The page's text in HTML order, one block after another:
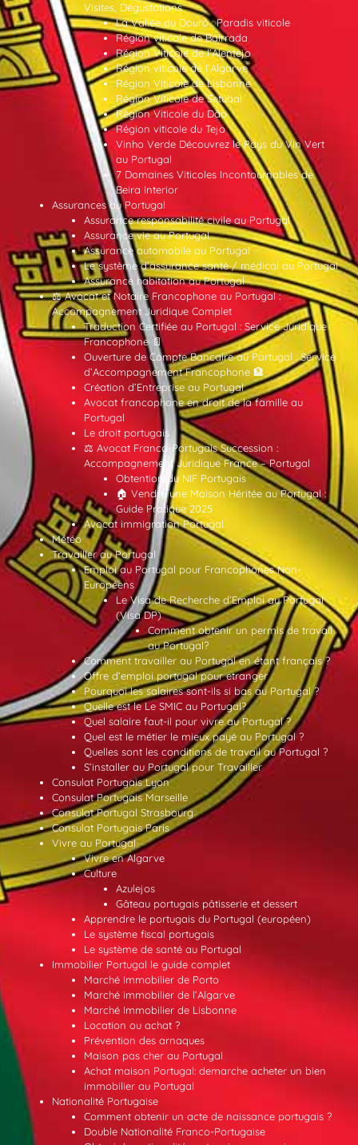
Visites, Dégustations
La Vallée du Douro : Paradis viticole
Région viticole de Bairrada
Région Viticole de l’Alentejo
Région viticole de l’Algarve
Région Viticole de Lisbonne
Région Viticole de Setúbal
Région Viticole du Dão
Région viticole du Tejo
Vinho Verde Découvrez le Pays du Vin Vert
au Portugal
7 Domaines Viticoles Incontournables de
Beira Interior
Assurances au Portugal
Assurance responsabilité civile au Portugal
Assurance vie au Portugal
Assurance automobile au Portugal
Le système d’assurance santé / médical au Portugal
Assurance habitation au Portugal
⚖️ Avocat et Notaire Francophone au Portugal :
Accompagnement Juridique Complet
Traduction Certifiée au Portugal : Service Juridique
Francophone 📄
Ouverture de Compte Bancaire au Portugal : Service
d’Accompagnement Francophone 🏦
Création d’Entreprise au Portugal
Avocat francophone en droit de la famille au
Portugal
Le droit portugais
⚖️ Avocat Franco-Portugais Succession :
Accompagnement Juridique France – Portugal
Obtention du NIF Portugais
🏠 Vendre une Maison Héritée au Portugal :
Guide Pratique 2025
Avocat immigration Portugal
Météo
Travailler au Portugal
Emploi au Portugal pour Francophones Non-
Européens
Le Visa de Recherche d’Emploi au Portugal
(Visa DP)
Comment obtenir un permis de travail
au Portugal?
Comment travailler au Portugal en étant français ?
Offre d’emploi portugal pour etranger
Pourquoi les salaires sont-ils si bas au Portugal ?
Quelle est le Le SMIC au Portugal?
Quel salaire faut-il pour vivre au Portugal ?
Quel est le métier le mieux payé au Portugal ?
Quelles sont les conditions de travail au Portugal ?
S’installer au Portugal pour Travailler
Consulat Portugais Lyon
Consulat Portugais Marseille
Consulat Portugal Strasbourg
Consulat Portugais Paris
Vivre au Portugal
Vivre en Algarve
Culture
Azulejos
Gâteau portugais pâtisserie et dessert
Apprendre le portugais du Portugal (européen)
Le système fiscal portugais
Le système de santé au Portugal
Immobilier Portugal le guide complet
Marché Immobilier de Porto
Marché immobilier de l’Algarve
Marché Immobilier de Lisbonne
Location ou achat ?
Prévention des arnaques
Maison pas cher au Portugal
Achat maison Portugal: demarche acheter un bien
immobilier au Portugal
Nationalité Portugaise
Comment obtenir un acte de naissance portugais ?
Double Nationalité Franco-Portugaise